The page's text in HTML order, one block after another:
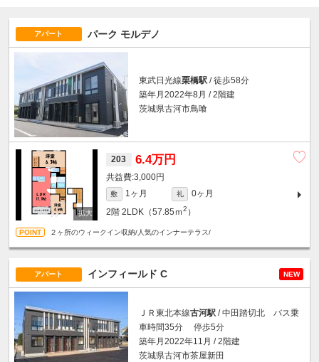
アパート パーク モルデノ
東武日光線栗橋駅 / 徒歩58分
築年月2022年8月 / 2階建
茨城県古河市鳥喰
203 6.4万円
3,000円
敷 1ヶ月 礼
0ヶ月
2階 2LDK（57.85ｍ2 ）
２ヶ所のウィークイン収納/人気のインナーテラス/
アパート インフィールド C NEW
ＪＲ東北本線古河駅 / 中田踏切北 バス乗
車時間35分 停歩5分
築年月2022年11月 / 2階建
茨城県古河市茶屋新田